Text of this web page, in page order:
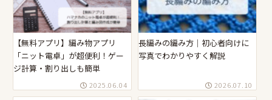
【無料アプリ】編み物アプリ
「ニット電卓」が超便利！ゲー
ジ計算・割り出しも簡単
2025.06.04
長編みの編み方｜初心者向けに
写真でわかりやすく解説
2026.07.10